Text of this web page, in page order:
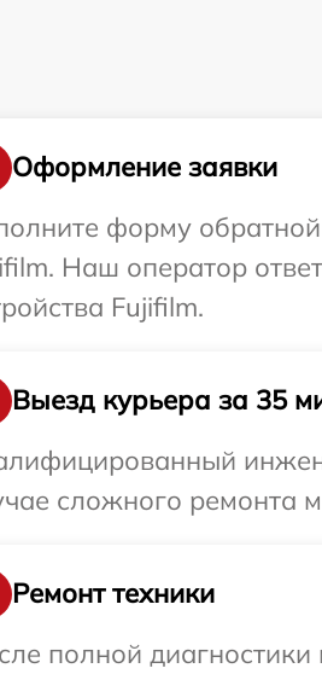
Оформление заявки
форму
Наш оператор
Fujifilm.
Выезд курьера за 35
сложного ремонта
Ремонт техники
полной